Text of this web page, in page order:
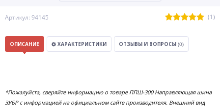
Артикул: 94145 (1)
ОПИСАНИЕ ХАРАКТЕРИСТИКИ ОТЗЫВЫ И ВОПРОСЫ (0)
*Пожалуйста, сверяйте информацию о товаре ППШ-300 Направляющая шина
ЗУБР с информацией на официальном сайте производителя. Внешний вид